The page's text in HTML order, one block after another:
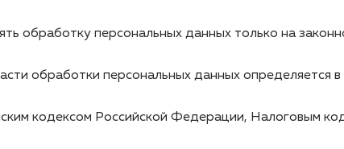
обработку персональных данных только на
обработки персональных данных определяется в
кодексом Российской Федерации, Налоговым